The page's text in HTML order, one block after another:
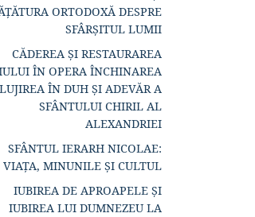
ORTODOXĂ DESPRE
SFÂRȘITUL LUMII
CĂDEREA ȘI RESTAURAREA
ÎN OPERA ÎNCHINAREA
ÎN DUH ȘI ADEVĂR A
SFÂNTULUI CHIRIL AL
ALEXANDRIEI
SFÂNTUL IERARH NICOLAE:
VIAȚA, MINUNILE ȘI CULTUL
IUBIREA DE APROAPELE ȘI
IUBIREA LUI DUMNEZEU LA